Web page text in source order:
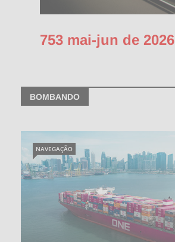
753 mai-jun de 2026
BOMBANDO
NAVEGAÇÃO